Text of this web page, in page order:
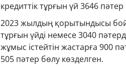
кредиттік тұрғын үй 3646
2023 жылдың қорытындысы
тұрғын үйді немесе 3040
жұмыс істейтін жастарға 900
505 пәтер бөлу көзделген.